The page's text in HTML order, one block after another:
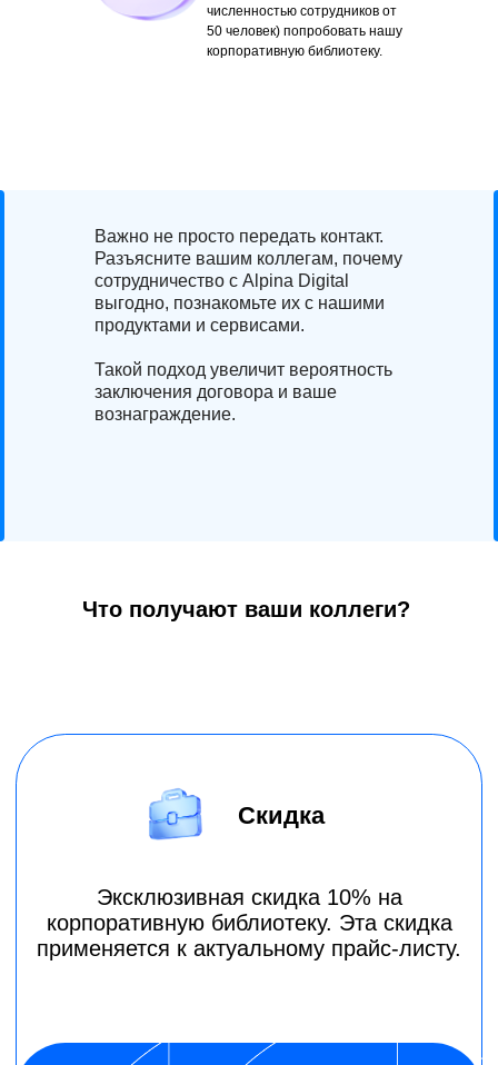
численностью сотрудников от
50 человек) попробовать нашу
корпоративную библиотеку.
Важно не просто передать контакт.
Разъясните вашим коллегам, почему
сотрудничество с Alpina Digital
выгодно, познакомьте их с нашими
продуктами и сервисами.
Такой подход увеличит вероятность
заключения договора и ваше
вознаграждение.
Что получают ваши коллеги?
Контент